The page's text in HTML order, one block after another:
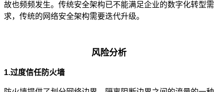
故也频频发生。传统安全架构已不能满足企业的数字化转型需
求，传统的网络安全架构需要迭代升级。
风险分析
1.过度信任防火墙